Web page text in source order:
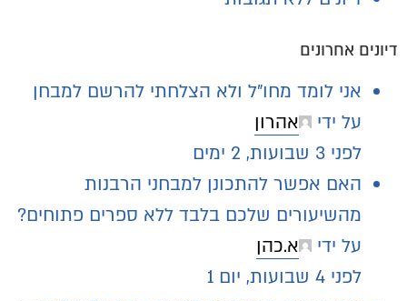
דיונים אחרונים
אני לומד מחו"ל ולא הצלחתי להרשם למבחן
על ידי
אהרון
לפני 3 שבועות, 2 ימים
האם אפשר להתכונן למבחני הרבנות
מהשיעורים שלכם בלבד ללא ספרים פתוחים?
על ידי
א.כהן
לפני 4 שבועות, יום 1